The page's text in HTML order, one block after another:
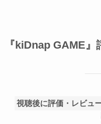
『kiDnap GAME
視聴後に評価・レビュ